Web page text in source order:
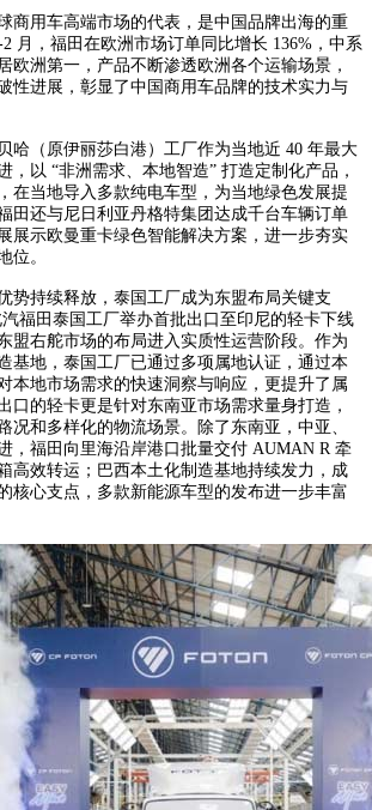
用车高端市场的代表，是中国品牌出海的重
月，福田在欧洲市场订单同比增长 136%，中系
欧洲第一，产品不断渗透欧洲各个运输场景，
性进展，彰显了中国商用车品牌的技术实力与
（原伊丽莎白港）工厂作为当地近 40 年最大
，以 “非洲需求、本地智造” 打造定制化产品，
在当地导入多款纯电车型，为当地绿色发展提
田还与尼日利亚丹格特集团达成千台车辆订单
展示欧曼重卡绿色智能解决方案，进一步夯实
位。
持续释放，泰国工厂成为东盟布局关键支
汽福田泰国工厂举办首批出口至印尼的轻卡下线
盟右舵市场的布局进入实质性运营阶段。作为
基地，泰国工厂已通过多项属地认证，通过本
本地市场需求的快速洞察与响应，更提升了属
口的轻卡更是针对东南亚市场需求量身打造，
况和多样化的物流场景。除了东南亚，中亚、
，福田向里海沿岸港口批量交付 AUMAN R 牵
高效转运；巴西本土化制造基地持续发力，成
核心支点，多款新能源车型的发布进一步丰富